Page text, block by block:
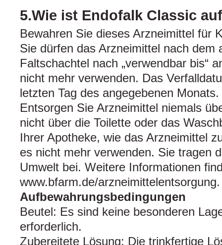
5.Wie ist Endofalk Classic
Bewahren Sie dieses Arzneimittel für
Sie dürfen das Arzneimittel nach dem
Faltschachtel nach „verwendbar bis“
nicht mehr verwenden. Das
letzten Tag des angegebenen Monats.
Entsorgen Sie Arzneimittel niemals
nicht über die Toilette oder das
Ihrer Apotheke, wie das Arzneimittel
es nicht mehr verwenden. Sie tragen
Umwelt bei. Weitere Informationen
www.bfarm.de/arzneimittelentsorgung.
Aufbewahrungsbedingungen
Beutel: Es sind keine besonderen
erforderlich.
Zubereitete Lösung: Die trinkfertige